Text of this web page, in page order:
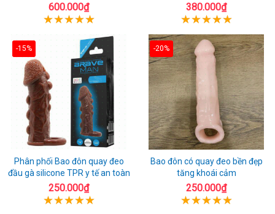
600.000₫ 380.000₫
-15%
Phân phối Bao đôn quay đeo
đầu gà silicone TPR y tế an toàn
250.000₫
-20%
Bao đôn có quay đeo bền đẹp
tăng khoái cảm
250.000₫